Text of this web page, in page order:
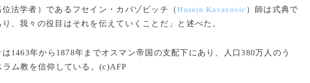
法学者）であるフセイン・カバゾビッチ（Husein Kavazovic ）師は式典で
、我々の役目はそれを伝えていくことだ」と述べた。
1463年から1878年までオスマン帝国の支配下にあり、人口380万人のう
ム教を信仰している。(c)AFP